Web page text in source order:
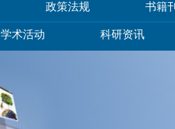
政策法规 书籍
学术活动 科研资讯